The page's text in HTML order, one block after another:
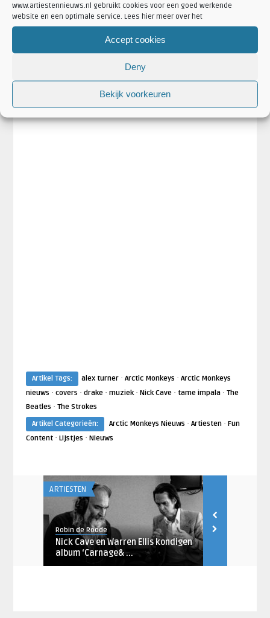
www.artiestennieuws.nl gebruikt cookies voor een goed werkende
website en een optimale service. Lees hier meer over het
Accept cookies
Deny
Bekijk voorkeuren
Artikel Tags: alex turner· Arctic Monkeys · Arctic Monkeys
nieuws · covers · drake· muziek· Nick Cave· tame impala· The
Beatles · The Strokes
Artikel Categorieën:
Arctic Monkeys Nieuws · Artiesten· Fun
Content· Lijstjes · Nieuws
ARTIESTEN
Robin de Roode
Nick Cave en Warren Ellis kondigen
album ‘Carnage& ...